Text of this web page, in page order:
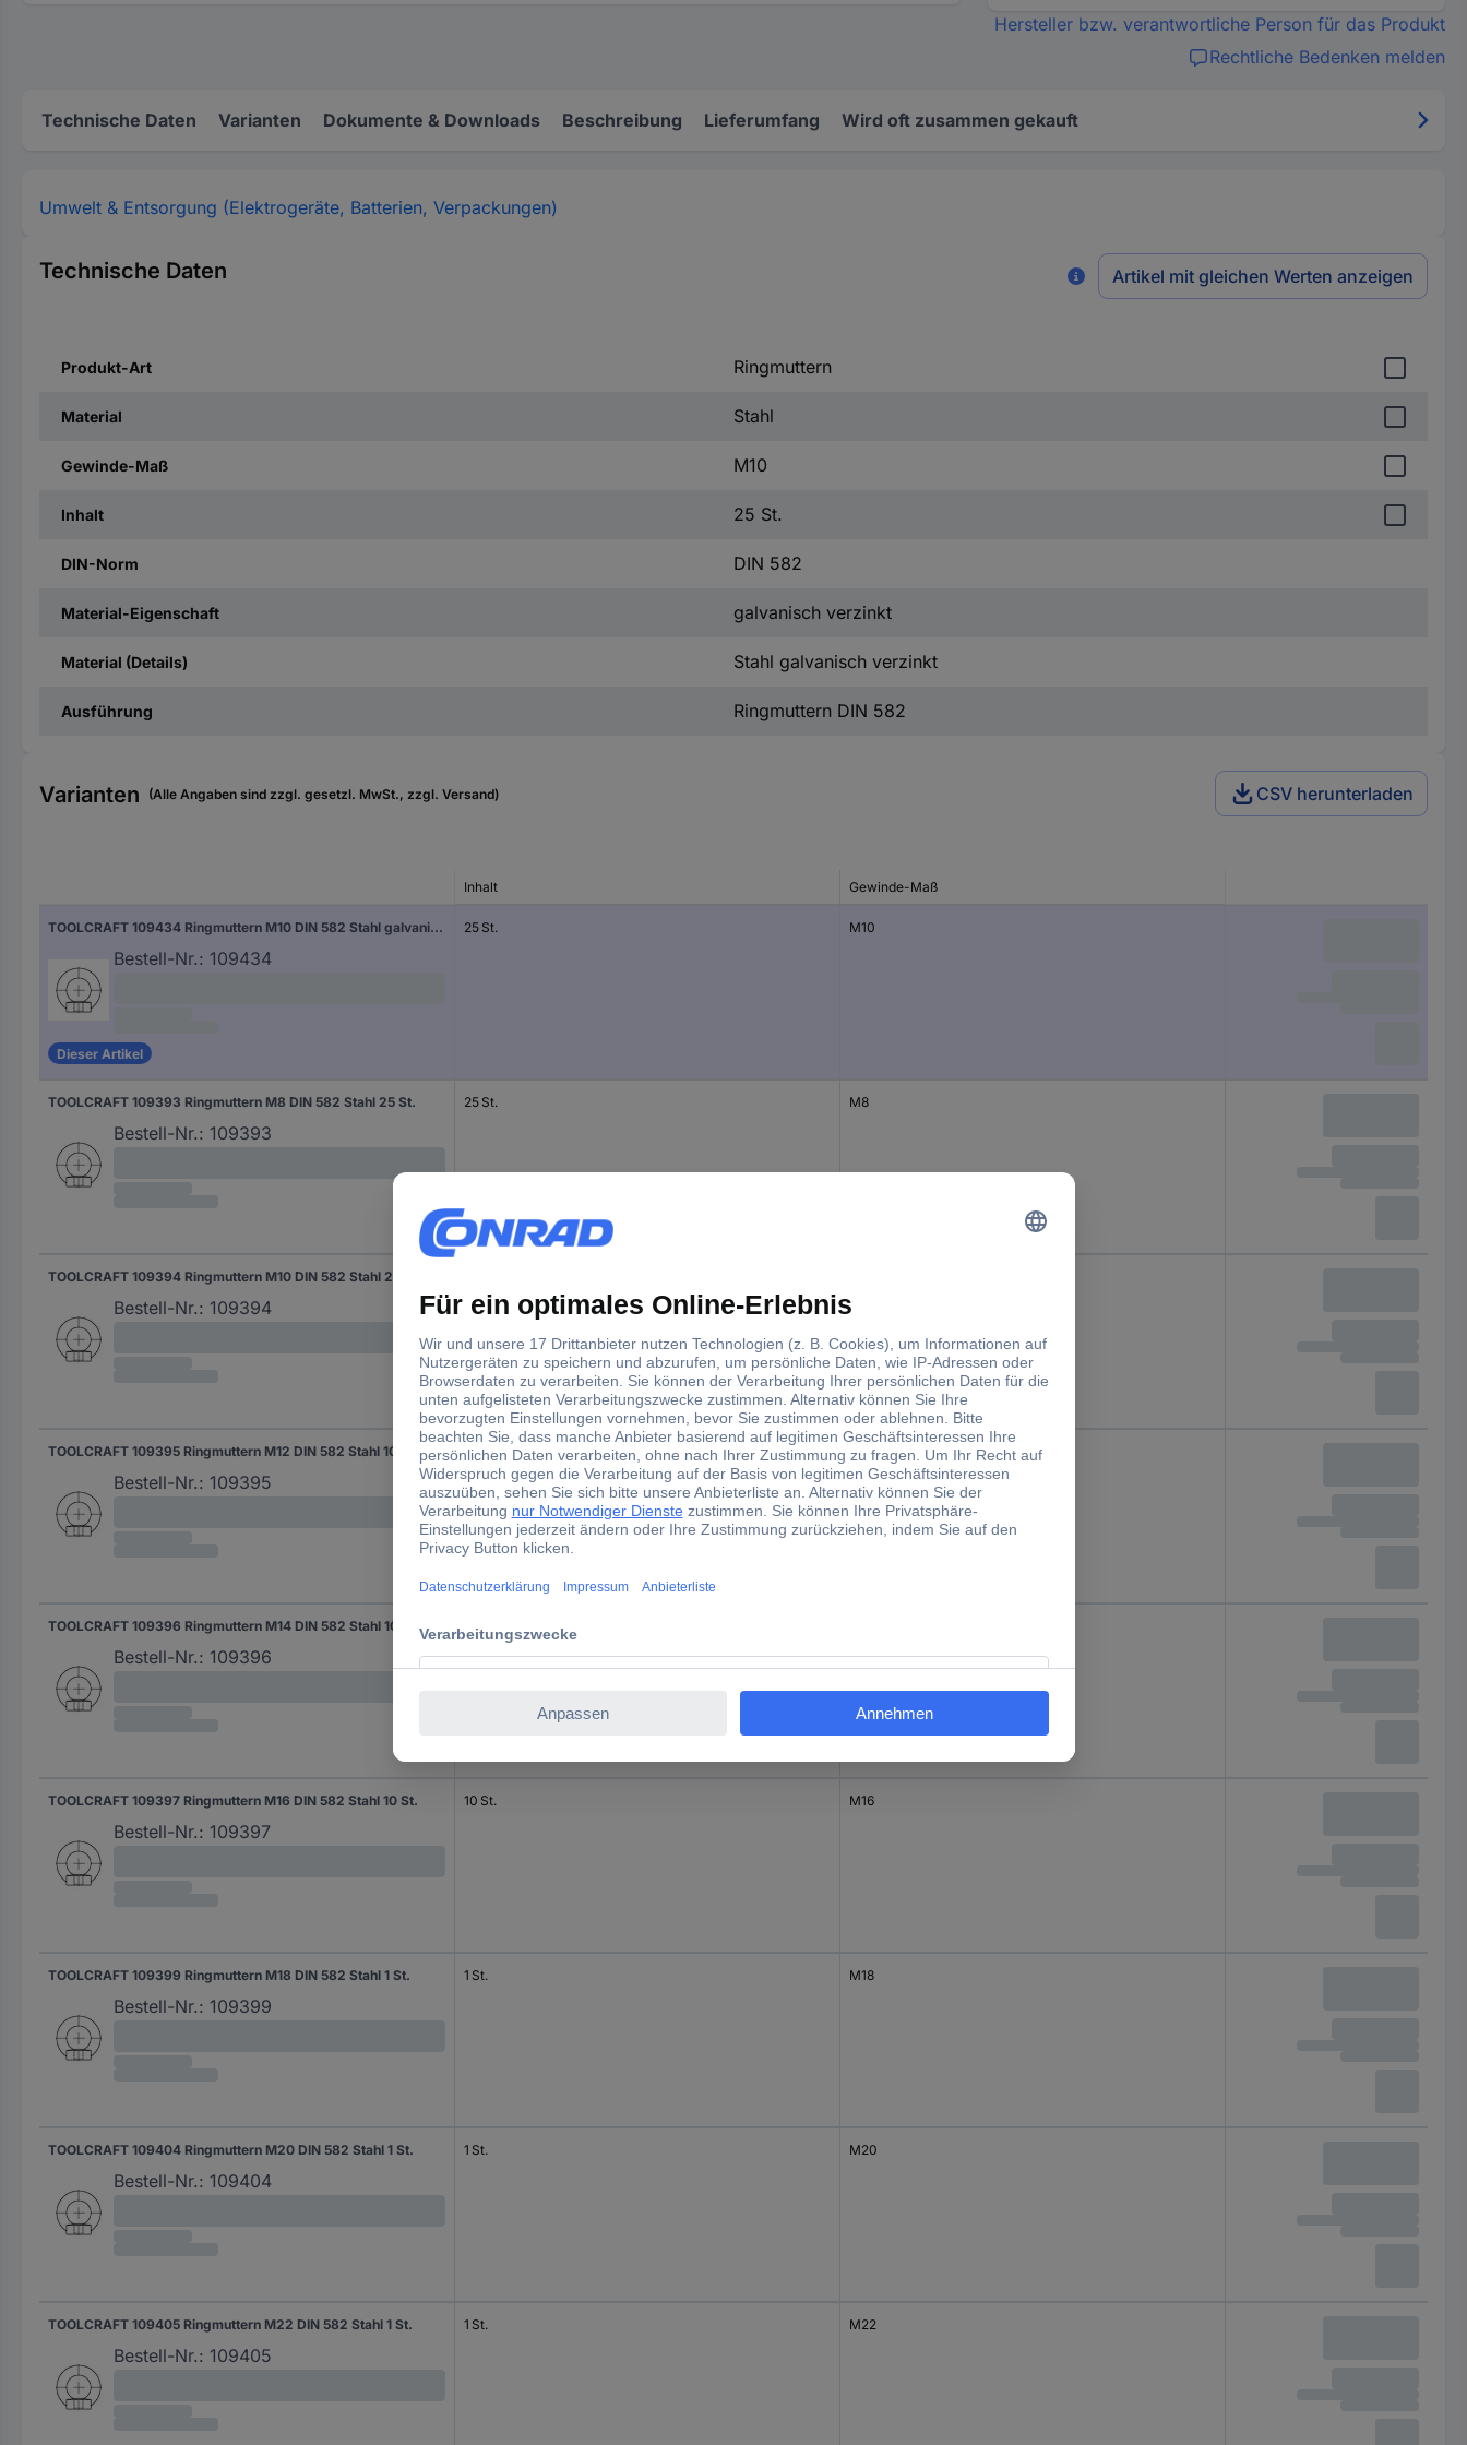
Hersteller bzw. verantwortliche Person für das Produkt
Rechtliche Bedenken melden
Technische Daten Varianten Dokumente & Downloads Beschreibung Lieferumfang Wird oft zusammen gekauft
Umwelt & Entsorgung (Elektrogeräte, Batterien, Verpackungen)
Technische Daten Artikel mit gleichen Werten anzeigen
Produkt-Art Ringmuttern
Material Stahl
Gewinde-Maß M10
Inhalt 25 St.
DIN-Norm DIN 582
Material-Eigenschaft galvanisch verzinkt
Material (Details) Stahl galvanisch verzinkt
Ausführung Ringmuttern DIN 582
Varianten (Alle Angaben sind zzgl. gesetzl. MwSt., zzgl. Versand) CSV herunterladen
Inhalt Gewinde-Maß
TOOLCRAFT 109434 Ringmuttern M10 DIN 582 Stahl galvanisch verzinkt 25 St.
Bestell-Nr.: 109434
Dieser Artikel
25 St. M10
TOOLCRAFT 109393 Ringmuttern M8 DIN 582 Stahl 25 St.
Bestell-Nr.: 109393
25 St. M8
TOOLCRAFT 109394 Ringmuttern M10 DIN 582 Stahl 25 St.
Bestell-Nr.: 109394
TOOLCRAFT 109395 Ringmuttern M12 DIN 582 Stahl 10 St.
Bestell-Nr.: 109395
10 St. M12
TOOLCRAFT 109396 Ringmuttern M14 DIN 582 Stahl 10 St.
Bestell-Nr.: 109396
10 St.
TOOLCRAFT 109397 Ringmuttern M16 DIN 582 Stahl 10 St.
Bestell-Nr.: 109397
10 St. M16
TOOLCRAFT 109399 Ringmuttern M18 DIN 582 Stahl 1 St.
Bestell-Nr.: 109399
1 St. M18
TOOLCRAFT 109404 Ringmuttern M20 DIN 582 Stahl 1 St.
Bestell-Nr.: 109404
1 St. M20
TOOLCRAFT 109405 Ringmuttern M22 DIN 582 Stahl 1 St.
Bestell-Nr.: 109405
1 St. M22